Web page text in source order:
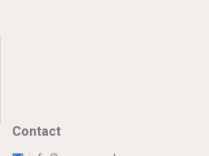
Contact